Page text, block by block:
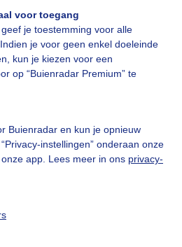
voor toegang
je toestemming voor alle
je voor geen enkel doeleinde
kun je kiezen voor een
op “Buienradar Premium” te
Buienradar en kun je opnieuw
instellingen” onderaan onze
app. Lees meer in ons privacy-